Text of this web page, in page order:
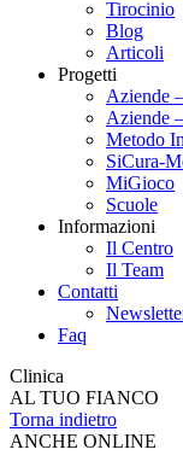
Tirocinio
Blog
Articoli
Progetti
Aziende
Aziende
Metodo
SiCura-
MiGioco
Scuole
Informazioni
Il Centro
Il Team
Contatti
Faq
Clinica
AL TUO FIANCO
Torna indietro
ANCHE ONLINE